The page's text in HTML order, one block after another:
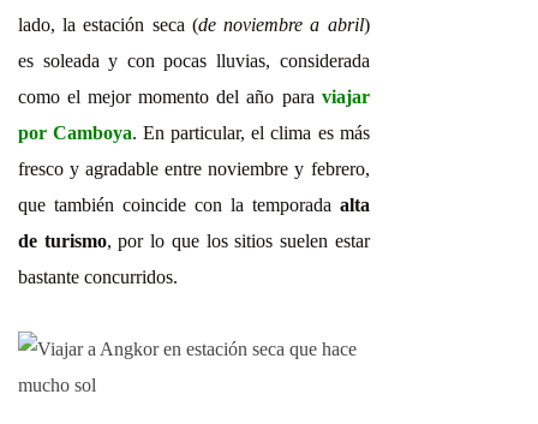
lado, la estación seca (de noviembre a abril)
es soleada y con pocas lluvias, considerada
como el mejor momento del año para viajar
por Camboya. En particular, el clima es más
fresco y agradable entre noviembre y febrero,
que también coincide con la temporada alta
de turismo, por lo que los sitios suelen estar
bastante concurridos.